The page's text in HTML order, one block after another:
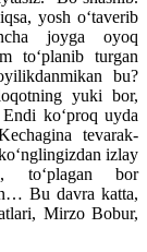
yosh oʻtaverib
joyga oyoq
toʻplanib turgan
bu?
yuki bor,
koʻproq uyda
tevarak-
izlay
toʻplagan bor
Bu davra katta,
Mirzo Bobur,